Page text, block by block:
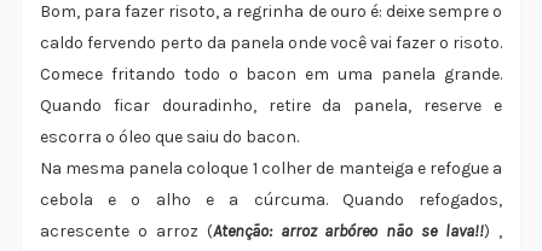
Bom, para fazer risoto, a regrinha de ouro é: deixe sempre o
caldo fervendo perto da panela onde você vai fazer o risoto.
Comece fritando todo o bacon em uma panela grande.
Quando ficar douradinho, retire da panela, reserve e
escorra o óleo que saiu do bacon.
Na mesma panela coloque 1 colher de manteiga e refogue a
cebola e o alho e a cúrcuma. Quando refogados,
acrescente o arroz (Atenção: arroz arbóreo não se lava!!) ,